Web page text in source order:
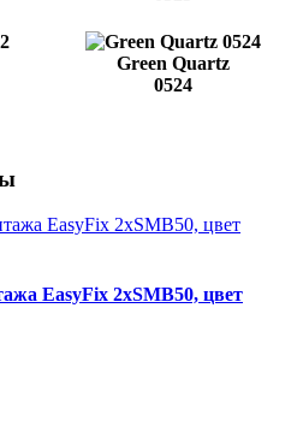
Green Quartz
0524
EasyFix 2хSMB50, цвет